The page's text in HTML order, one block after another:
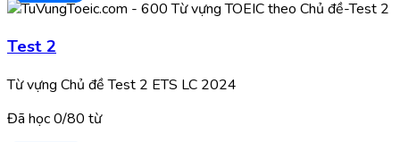
Test 2
Từ vựng Chủ đề Test 2 ETS LC 2024
Đã học0/80 từ